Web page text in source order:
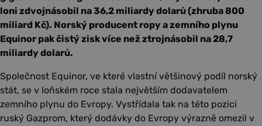
loni zdvojnásobil na 36,2 miliardy dolarů (zhruba 800
miliard Kč). Norský producent ropy a zemního plynu
Equinor pak čistý zisk více než ztrojnásobil na 28,7
miliardy dolarů.
Společnost Equinor, ve které vlastní většinový podíl norský
stát, se v loňském roce stala největším dodavatelem
zemního plynu do Evropy. Vystřídala tak na této pozici
ruský Gazprom, který dodávky do Evropy výrazně omezil v